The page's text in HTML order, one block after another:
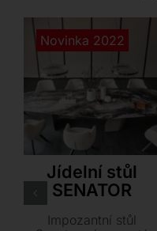
Novinka 2022
Cattelan Italia
Jídelní stůl
SENATOR
Impozantní stůl